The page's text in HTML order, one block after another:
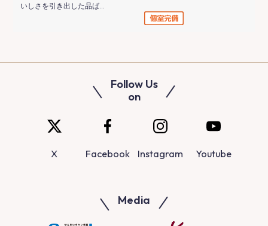
いしさを引き出した品ば…
Follow Us
on
X Facebook Instagram Youtube
Media